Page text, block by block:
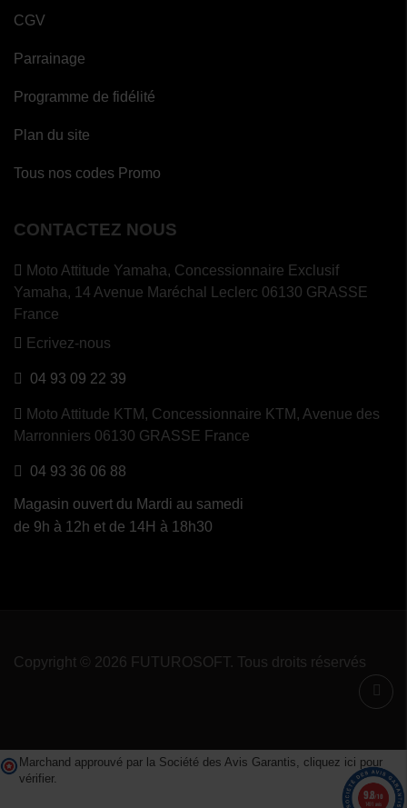
CGV
Parrainage
Programme de fidélité
Plan du site
Tous nos codes Promo
CONTACTEZ NOUS
Moto Attitude Yamaha, Concessionnaire Exclusif
Yamaha, 14 Avenue Maréchal Leclerc 06130 GRASSE
France
Ecrivez-nous
04 93 09 22 39
Moto Attitude KTM, Concessionnaire KTM, Avenue des
Marronniers 06130 GRASSE France
04 93 36 06 88
Magasin ouvert du Mardi au samedi
de 9h à 12h et de 14H à 18h30
Copyright © 2026 FUTUROSOFT. Tous droits réservés
Marchand approuvé par la Société des Avis Garantis, cliquez ici pour
vérifier.
9.8/10
1491 avis